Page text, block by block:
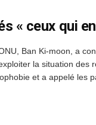
« ceux qui
Ban Ki-moon, a
la situation des
et a appelé les